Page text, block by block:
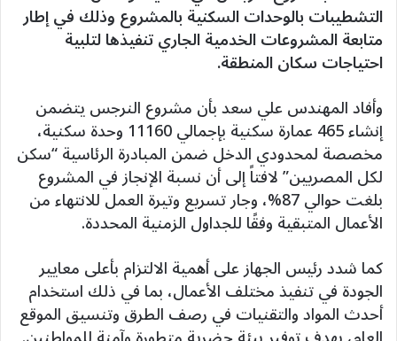
التشطيبات بالوحدات السكنية بالمشروع وذلك في إطار
متابعة المشروعات الخدمية الجاري تنفيذها لتلبية
احتياجات سكان المنطقة.
وأفاد المهندس علي سعد بأن مشروع النرجس يتضمن
إنشاء 465 عمارة سكنية بإجمالي 11160 وحدة سكنية،
مخصصة لمحدودي الدخل ضمن المبادرة الرئاسية “سكن
لكل المصريين” لافتاً إلى أن نسبة الإنجاز في المشروع
بلغت حوالي 87%، وجار تسريع وتيرة العمل للانتهاء من
الأعمال المتبقية وفقًا للجداول الزمنية المحددة.
كما شدد رئيس الجهاز على أهمية الالتزام بأعلى معايير
الجودة في تنفيذ مختلف الأعمال، بما في ذلك استخدام
أحدث المواد والتقنيات في رصف الطرق وتنسيق الموقع